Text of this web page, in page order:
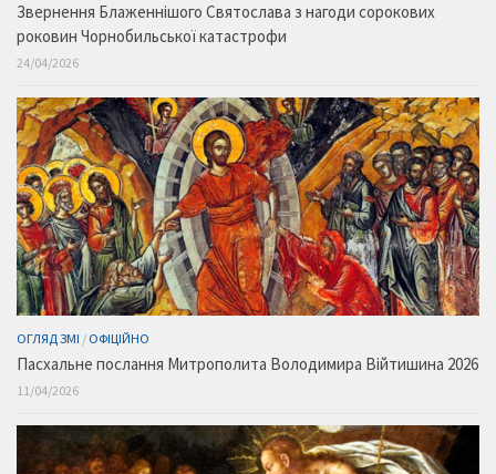
Звернення Блаженнішого Святослава з нагоди сорокових
роковин Чорнобильської катастрофи
24/04/2026
ОГЛЯД ЗМІ / ОФІЦІЙНО
Пасхальне послання Митрополита Володимира Війтишина 2026
11/04/2026